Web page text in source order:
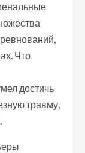
Что
достичь
травму,